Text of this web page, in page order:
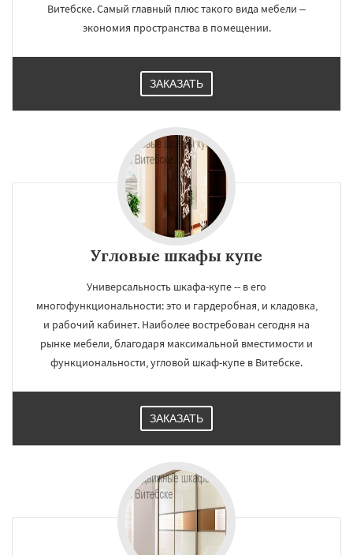
Витебске. Самый главный плюс такого вида мебели –
экономия пространства в помещении.
ЗАКАЗАТЬ
Угловые шкафы купе
Универсальность шкафа-купе -- в его
многофункциональности: это и гардеробная, и кладовка,
и рабочий кабинет. Наиболее востребован сегодня на
рынке мебели, благодаря максимальной вместимости и
функциональности, угловой шкаф-купе в Витебске.
ЗАКАЗАТЬ